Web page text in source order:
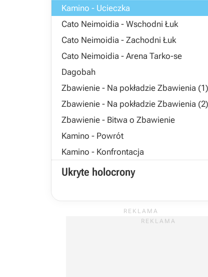
Kamino - Ucieczka
Cato Neimoidia - Wschodni Łuk
Cato Neimoidia - Zachodni Łuk
Cato Neimoidia - Arena Tarko-se
Dagobah
Zbawienie - Na pokładzie Zbawienia (1)
Zbawienie - Na pokładzie Zbawienia (2)
Zbawienie - Bitwa o Zbawienie
Kamino - Powrót
Kamino - Konfrontacja
Ukryte holocrony